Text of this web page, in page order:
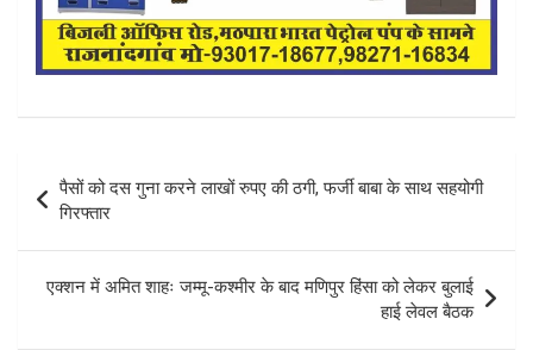
Post
navigation
पैसों को दस गुना करने लाखों रुपए की ठगी, फर्जी बाबा के साथ सहयोगी
गिरफ्तार
एक्शन में अमित शाहः जम्मू-कश्मीर के बाद मणिपुर हिंसा को लेकर बुलाई
हाई लेवल बैठक